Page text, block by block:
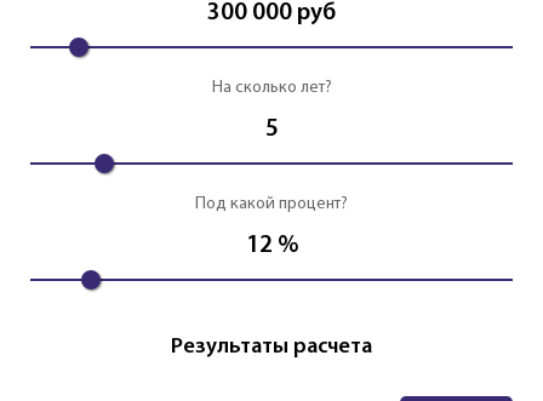
300 000 руб
На сколько лет?
5
Под какой процент?
12 %
Результаты расчета